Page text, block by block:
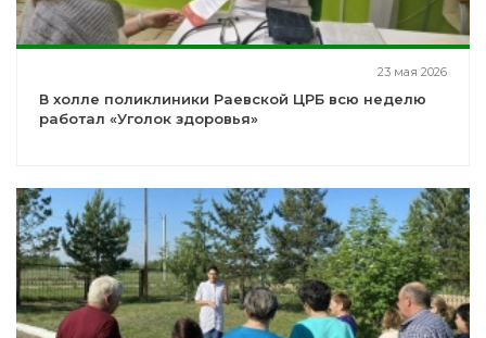
23 мая 2026
В холле поликлиники Раевской ЦРБ всю неделю
работал «Уголок здоровья»